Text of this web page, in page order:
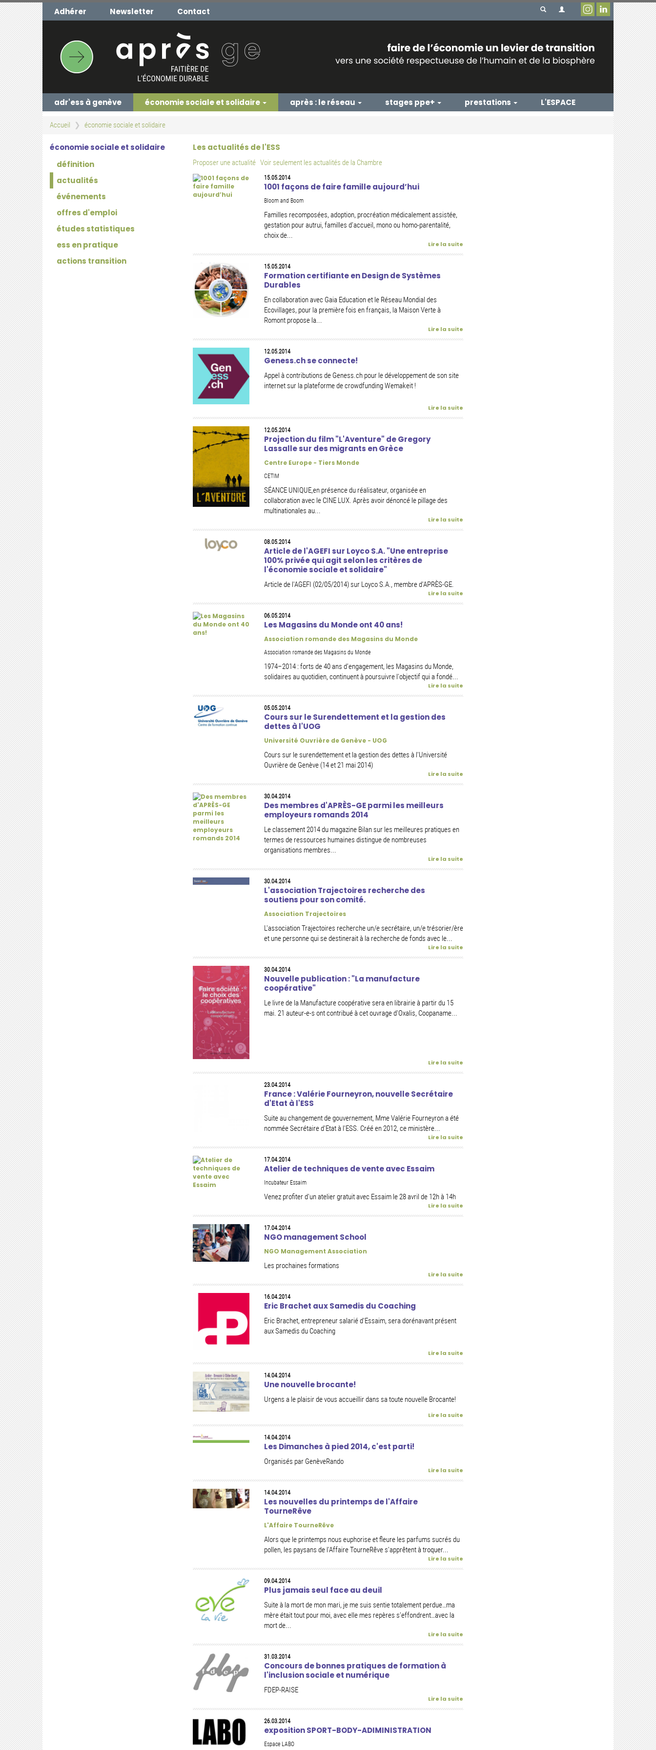
Aller
au
contenu
principal
Adhérer Newsletter Contact
adr'ess à genève économie sociale et solidaire après : le réseau stages ppe+ prestations L'ESPACE
Accueil économie sociale et solidaire
économie sociale et solidaire
définition
actualités
événements
offres d'emploi
études statistiques
ess en pratique
actions transition
Les actualités de l'ESS
Proposer une actualité Voir seulement les actualités de la Chambre
15.05.2014
1001 façons de faire famille aujourd’hui
Bloom and Boom
Familles recomposées, adoption, procréation médicalement assistée,
gestation pour autrui, familles d’accueil, mono ou homo-parentalité,
choix de...
Lire la suite
15.05.2014
Formation certifiante en Design de Systèmes
Durables
En collaboration avec Gaia Education et le Réseau Mondial des
Ecovillages, pour la première fois en français, la Maison Verte à
Romont propose la...
Lire la suite
12.05.2014
Geness.ch se connecte!
Appel à contributions de Geness.ch pour le développement de son site
internet sur la plateforme de crowdfunding Wemakeit !
Lire la suite
12.05.2014
Projection du film "L'Aventure" de Gregory
Lassalle sur des migrants en Grèce
Centre Europe - Tiers Monde
CETIM
SÉANCE UNIQUE,en présence du réalisateur, organisée en
collaboration avec le CINE LUX. Après avoir dénoncé le pillage des
multinationales au...
Lire la suite
08.05.2014
Article de l'AGEFI sur Loyco S.A. "Une entreprise
100% privée qui agit selon les critères de
l'économie sociale et solidaire"
Article de l'AGEFI (02/05/2014) sur Loyco S.A., membre d'APRÈS-GE.
Lire la suite
06.05.2014
Les Magasins du Monde ont 40 ans!
Association romande des Magasins du Monde
Association romande des Magasins du Monde
1974–2014 : forts de 40 ans d’engagement, les Magasins du Monde,
solidaires au quotidien, continuent à poursuivre l'objectif qui a fondé...
Lire la suite
05.05.2014
Cours sur le Surendettement et la gestion des
dettes à l'UOG
Université Ouvrière de Genève - UOG
Cours sur le surendettement et la gestion des dettes à l'Université
Ouvrière de Genève (14 et 21 mai 2014)
Lire la suite
30.04.2014
Des membres d'APRÈS-GE parmi les meilleurs
employeurs romands 2014
Le classement 2014 du magazine Bilan sur les meilleures pratiques en
termes de ressources humaines distingue de nombreuses
organisations membres...
Lire la suite
30.04.2014
L'association Trajectoires recherche des
soutiens pour son comité.
Association Trajectoires
L'association Trajectoires recherche un/e secrétaire, un/e trésorier/ère
et une personne qui se destinerait à la recherche de fonds avec le...
Lire la suite
30.04.2014
Nouvelle publication : "La manufacture
coopérative"
Le livre de la Manufacture coopérative sera en librairie à partir du 15
mai. 21 auteur-e-s ont contribué à cet ouvrage d'Oxalis, Coopaname...
Lire la suite
23.04.2014
France : Valérie Fourneyron, nouvelle Secrétaire
d'Etat à l'ESS
Suite au changement de gouvernement, Mme Valérie Fourneyron a été
nommée Secrétaire d'Etat à l'ESS. Créé en 2012, ce ministère...
Lire la suite
17.04.2014
Atelier de techniques de vente avec Essaim
Incubateur Essaim
Venez profiter d'un atelier gratuit avec Essaim le 28 avril de 12h à 14h
Lire la suite
17.04.2014
NGO management School
NGO Management Association
Les prochaines formations
Lire la suite
16.04.2014
Eric Brachet aux Samedis du Coaching
Eric Brachet, entrepreneur salarié d'Essaim, sera dorénavant présent
aux Samedis du Coaching
Lire la suite
14.04.2014
Une nouvelle brocante!
Urgens a le plaisir de vous accueillir dans sa toute nouvelle Brocante!
Lire la suite
14.04.2014
Les Dimanches à pied 2014, c'est parti!
Organisés par GenèveRando
Lire la suite
14.04.2014
Les nouvelles du printemps de l'Affaire
TourneRêve
L'Affaire TourneRêve
Alors que le printemps nous euphorise et fleure les parfums sucrés du
pollen, les paysans de l'Affaire TourneRêve s'apprêtent à troquer...
Lire la suite
09.04.2014
Plus jamais seul face au deuil
Suite à la mort de mon mari, je me suis sentie totalement perdue…ma
mère était tout pour moi, avec elle mes repères s’effondrent…avec la
mort de...
Lire la suite
31.03.2014
Concours de bonnes pratiques de formation à
l'inclusion sociale et numérique
FDEP-RAISE
Lire la suite
26.03.2014
exposition SPORT-BODY-ADIMINISTRATION
Espace LABO